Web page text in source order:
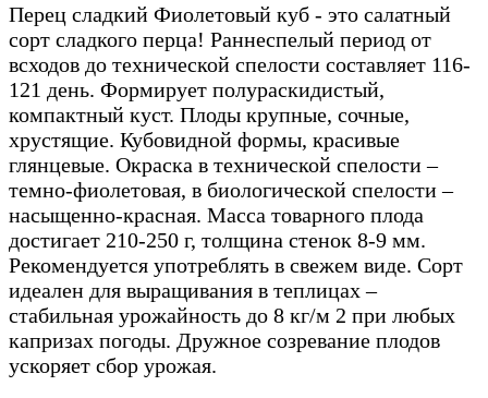
Перец сладкий Фиолетовый куб - это салатный
сорт сладкого перца! Раннеспелый период от
всходов до технической спелости составляет 116-
121 день. Формирует полураскидистый,
компактный куст. Плоды крупные, сочные,
хрустящие. Кубовидной формы, красивые
глянцевые. Окраска в технической спелости –
темно-фиолетовая, в биологической спелости –
насыщенно-красная. Масса товарного плода
достигает 210-250 г, толщина стенок 8-9 мм.
Рекомендуется употреблять в свежем виде. Сорт
идеален для выращивания в теплицах –
стабильная урожайность до 8 кг/м 2 при любых
капризах погоды. Дружное созревание плодов
ускоряет сбор урожая.